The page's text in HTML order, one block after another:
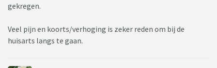
gekregen.
Veel pijn en koorts/verhoging is zeker reden om bij de
huisarts langs te gaan.